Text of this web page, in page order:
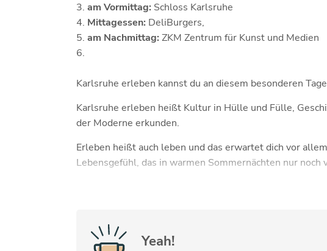
am Vormittag: Schloss Karlsruhe
Mittagessen: DeliBurgers,
am Nachmittag: ZKM Zentrum für Kunst und Medien
Karlsruhe erleben kannst du an diesem besonderen
Karlsruhe erleben heißt Kultur in Hülle und Fülle,
der Moderne erkunden.
Erleben heißt auch leben und das erwartet dich vor
Lebensgefühl, das in warmen Sommernächten nur noch
Yeah!